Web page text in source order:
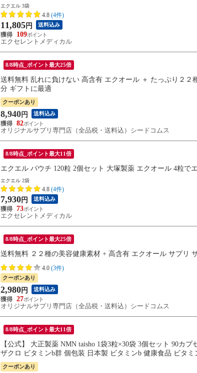
エクエル 3袋
4.8 (4件)
11,805 円 送料込み
109
エクセレントメディカル
8/8時点_ポイント最大25倍
送料無料 乱れに負けない 高含有 エクオール ＋ たっぷり２
分 ギフトに最適
クーポンあり
8,940 円 送料込み
82
オリジナルサプリ専門店（全品税・送料込）シードコムス
8/8時点_ポイント最大11倍
エクエル パウチ 120粒 2個セット 大塚製薬 エクオール 4粒で
エクエル 2袋
4.8 (4件)
7,930 円 送料込み
73
エクセレントメディカル
8/8時点_ポイント最大25倍
送料無料 ２２種の美容健康素材 + 高含有 エクオール サプリ
4.0 (3件)
クーポンあり
2,980 円 送料込み
27
オリジナルサプリ専門店（全品税・送料込）シードコムス
8/8時点_ポイント最大11倍
【公式】 大正製薬 NMN taisho 1袋3粒×30袋 3個セット 90カ
ザクロ ビタミンb群 個包装 日本製 ビタミンb 健康食品 ビタ
クーポンあり